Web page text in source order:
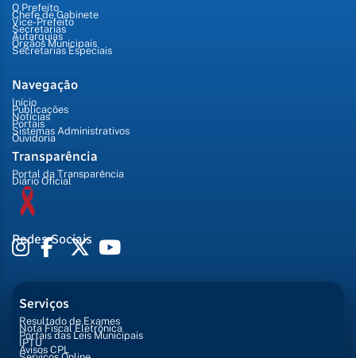
O Prefeito
Chefe de Gabinete
Vice-Prefeito
Secretarias
Autarquias
Órgãos Municipais
Secretarias Especiais
Navegação
Início
Publicações
Notícias
Portais
Sistemas Administrativos
Ouvidoria
Transparência
Portal da Transparência
Diário Oficial
Redes Sociais
Serviços
Resultado de Exames
Nota Fiscal Eletrônica
Portais das Leis Municipais
IPTU
Avisos CPL